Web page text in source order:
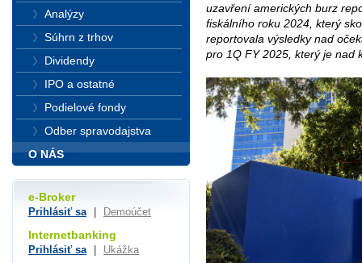
uzavření amerických burz
fiskálního roku 2024, který
reportovala výsledky nad
pro 1Q FY 2025, který je nad
Analýzy
Súhrn z trhov
Dividendy
IPO a ostatné
Podielové fondy
Odber spravodajstva
O NÁS
e-Broker
Prihlásiť sa Demoúčet
Internetbanking
Prihlásiť sa Ukážka